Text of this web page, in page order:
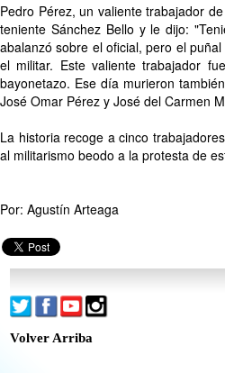
Pedro Pérez, un valiente trabajador
teniente Sánchez Bello y le dijo:
abalanzó sobre el oficial, pero el
el militar. Este valiente trabajador
bayonetazo. Ese día murieron
José Omar Pérez y José del Carmen
La historia recoge a cinco
al militarismo beodo a la protesta de
Por: Agustín Arteaga
Volver Arriba